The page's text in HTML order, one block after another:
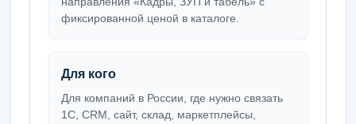
фиксированной ценой в каталоге.
Для кого
Для компаний в России, где нужно связать
1С, CRM, сайт, склад, маркетплейсы,